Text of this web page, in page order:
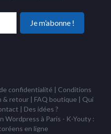
confidentialité | Conditions
& retour | FAQ boutique | Qui
| Des idées ?
Wordpress à Paris - K-Youty :
en ligne